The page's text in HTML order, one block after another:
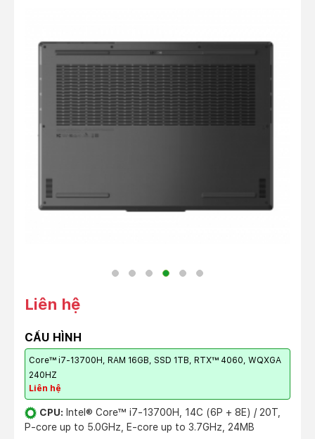
Liên hệ
CẤU HÌNH
Core™ i7-13700H, RAM 16GB, SSD 1TB, RTX™ 4060, WQXGA
240HZ
Liên hệ
CPU: Intel® Core™ i7-13700H, 14C (6P + 8E) / 20T,
P-core up to 5.0GHz, E-core up to 3.7GHz, 24MB